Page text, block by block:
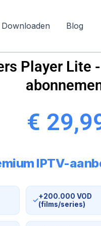
Downloaden Blog
Player Lite
€
IPTV-
✓+200.000 VOD
(films/series)